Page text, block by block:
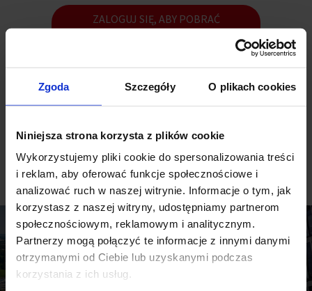
Zgoda Szczegóły O plikach cookies
Niniejsza strona korzysta z plików cookie
Wykorzystujemy pliki cookie do spersonalizowania treści
i reklam, aby oferować funkcje społecznościowe i
analizować ruch w naszej witrynie. Informacje o tym, jak
korzystasz z naszej witryny, udostępniamy partnerom
społecznościowym, reklamowym i analitycznym.
Partnerzy mogą połączyć te informacje z innymi danymi
otrzymanymi od Ciebie lub uzyskanymi podczas
korzystania z ich usług.
ZALOGUJ SIĘ, ABY POBRAĆ
Zobacz inne raporty